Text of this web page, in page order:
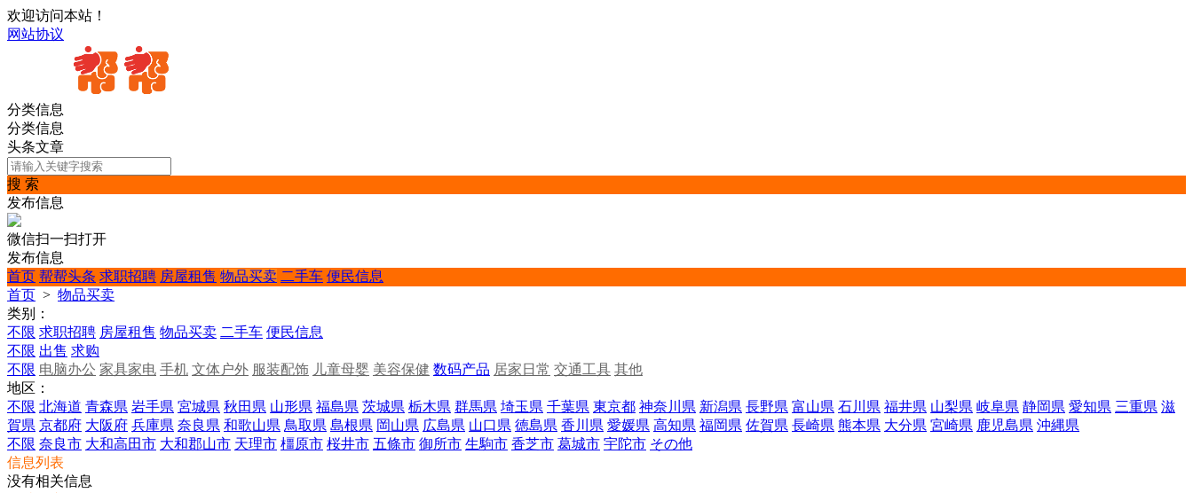
欢迎访问本站！
网站协议
分类信息
分类信息
头条文章
搜 索
发布信息
微信扫一扫打开
发布信息
首页 帮帮头条 求职招聘 房屋租售 物品买卖 二手车 便民信息
首页 > 物品买卖
类别：
不限 求职招聘 房屋租售 物品买卖 二手车 便民信息
不限 出售 求购
不限 电脑办公 家具家电 手机 文体户外 服装配饰 儿童母婴 美容保健 数码产品 居家日常 交通工具 其他
地区：
不限 北海道 青森県 岩手県 宮城県 秋田県 山形県 福島県 茨城県 栃木県 群馬県 埼玉県 千葉県 東京都 神奈川県 新潟県 長野県 富山県 石川県 福井県 山梨県 岐阜県 静岡県 愛知県 三重県 滋
賀県 京都府 大阪府 兵庫県 奈良県 和歌山県 鳥取県 島根県 岡山県 広島県 山口県 徳島県 香川県 愛媛県 高知県 福岡県 佐賀県 長崎県 熊本県 大分県 宮崎県 鹿児島県 沖縄県
不限 奈良市 大和高田市 大和郡山市 天理市 橿原市 桜井市 五條市 御所市 生駒市 香芝市 葛城市 宇陀市 その他
信息列表
没有相关信息